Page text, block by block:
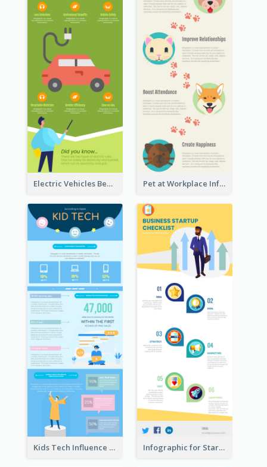
Electric Vehicles Benefits Infographic Pet at Workplace Infographic
Kids Tech Influence Infographic Infographic for Startup Business